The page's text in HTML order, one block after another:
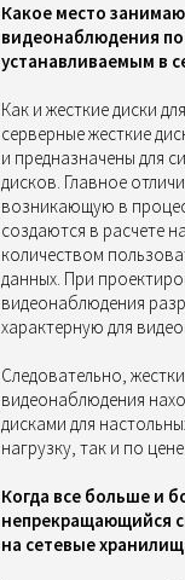
Какое место
видеонаблюдения
устанавливаемым в
Как и жесткие диски
серверные жесткие
и предназначены для
дисков. Главное
возникающую в
создаются в расчете
количеством
данных. При
видеонаблюдения
характерную для
Следовательно,
видеонаблюдения
дисками для
нагрузку, так и по цене.
Когда все больше и
непрекращающийся
на сетевые